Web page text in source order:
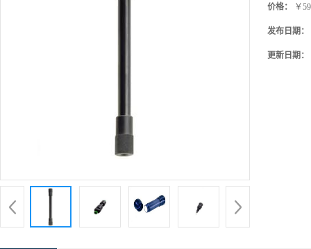
价格： ￥
发布日期：
更新日期：